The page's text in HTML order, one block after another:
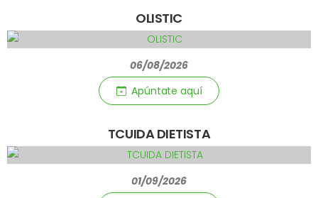
OLISTIC
06/08/2026
Apúntate aquí­
TCUIDA DIETISTA
01/09/2026